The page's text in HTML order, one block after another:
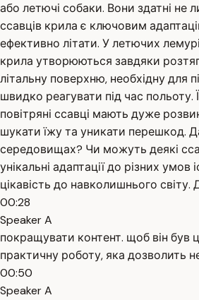
або летючі собаки. Вони здатні
ссавців крила є ключовим
ефективно літати. У летючих
крила утворюються завдяки
літальну поверхню, необхідну для
швидко реагувати під час польоту.
повітряні ссавці мають дуже
шукати їжу та уникати перешкод.
середовищах? Чи можуть деякі
унікальні адаптації до різних
цікавість до навколишнього світу.
00:28
Speaker A
покращувати контент. щоб він був
практичну роботу, яка дозволить
00:50
Speaker A